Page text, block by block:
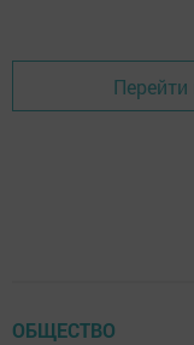
Перейти
ОБЩЕСТВО